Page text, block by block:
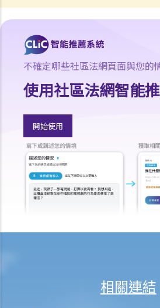
4. 我被公司解僱，並獲僱主支付 (a) 代通知
金。該兩筆款項是否要課稅？
5. 我退休時收取的折算退休金（類似一筆過
外，按月收取的退休金又是否須課稅
6. 我參加了強制性公積金計劃。我在離職時
收取的款項（累算權益）會如何被評稅？
7. 我參加了認可職業退休計劃而非強積金計
收取的款項（累算權益）是否要課稅？
8. 我剛完成兩年的僱傭合約並收到一整筆約
兩年，這筆約滿酬金是否要全數在本年度的
收入平均地撥回第一份合約的有關期間（即
9. 如僱主免租提供居所給僱員，此項福利
10. 如僱主並無提供居所給僱員，但為僱員
月薪金的離職代通知金。僱主把本應支付給
知金對銷。我在2022/23課稅年度內，應按
不確定哪些社區法網頁面與您的
使用社區法網智能
開始使用
相關連結